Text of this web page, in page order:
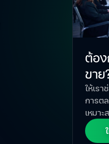
ต้อ
ขาย
ให้เร
การต
เหมา